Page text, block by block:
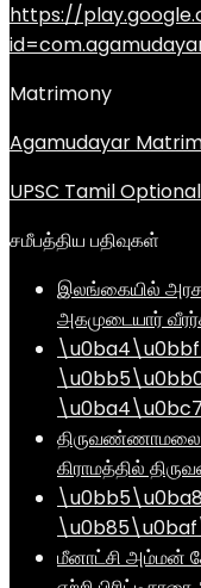
https://
Matrimony
Agamudayar
UPSC Tamil Optional
சமீபத்திய பதிவுகள்
இலங்கையில்
அகமுடையார்
திருவண்ணாமலை
கிராமத்தில்
மீனாட்சி அம்மன்